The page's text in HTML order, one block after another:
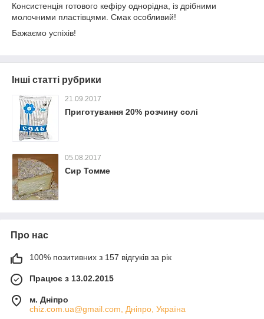
Консистенція готового кефіру однорідна, із дрібними
молочними пластівцями. Смак особливий!
Бажаємо успіхів!
Інші статті рубрики
21.09.2017
Приготування 20% розчину солі
05.08.2017
Сир Томме
Про нас
100% позитивних з 157 відгуків за рік
Працює з 13.02.2015
м. Дніпро
chiz.com.ua@gmail.com, Дніпро, Україна